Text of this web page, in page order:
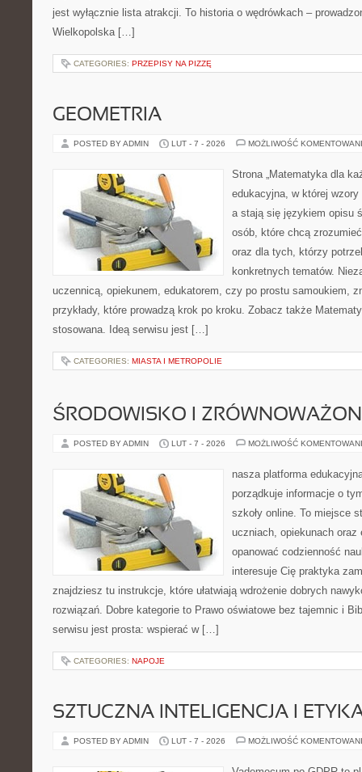
jest wyłącznie lista atrakcji. To historia o wędrówkach –
Wielkopolska […]
CATEGORIES: PRZEPISY NA PIZZĘ
GEOMETRIA
POSTED BY ADMIN LUT - 7 - 2026 MOŻLIWOŚĆ
Strona „Matematyka dla
edukacyjna, w której
a stają się językiem opisu
osób, które chcą
oraz dla tych, którzy
konkretnych tematów.
uczennicą, opiekunem, edukatorem, czy po prostu samoukiem,
przykłady, które prowadzą krok po kroku. Zobacz także
stosowana. Ideą serwisu jest […]
CATEGORIES: MIASTA I METROPOLIE
ŚRODOWISKO I
POSTED BY ADMIN LUT - 7 - 2026 MOŻLIWOŚĆ
nasza platforma
porządkuje informacje o
szkoły online. To miejsce
uczniach, opiekunach
opanować codzienność
interesuje Cię praktyka
znajdziesz tu instrukcje, które ułatwiają wdrożenie dobrych
rozwiązań. Dobre kategorie to Prawo oświatowe bez tajemnic i
serwisu jest prosta: wspierać w […]
CATEGORIES: NAPOJE
SZTUCZNA INTELIGENCJA I
POSTED BY ADMIN LUT - 7 - 2026 MOŻLIWOŚĆ